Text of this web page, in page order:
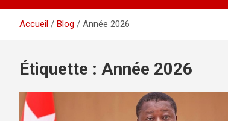
Accueil Blog Année 2026
Étiquette : Année 2026